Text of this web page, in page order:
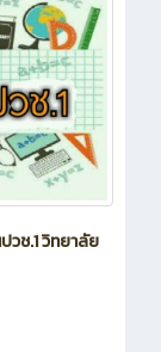
วช.1 วิทยาลัย